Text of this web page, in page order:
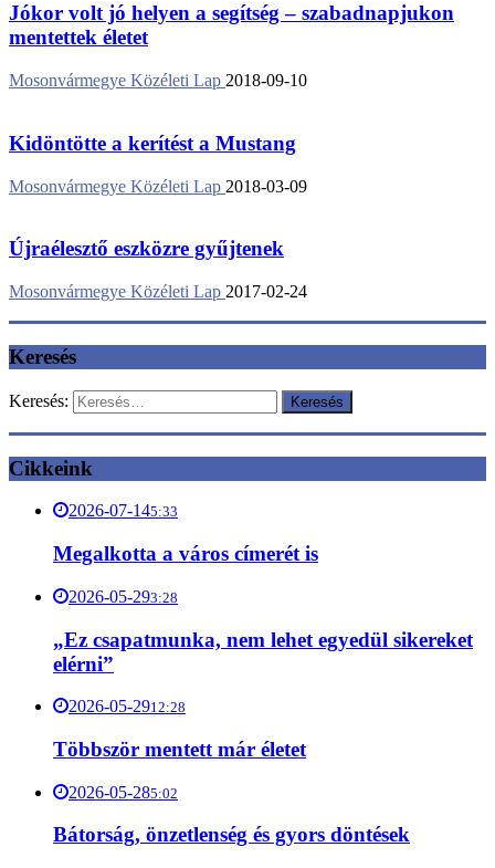
Jókor volt jó helyen a segítség – szabadnapjukon
mentettek életet
Mosonvármegye Közéleti Lap 2018-09-10
Kidöntötte a kerítést a Mustang
Mosonvármegye Közéleti Lap 2018-03-09
Újraélesztő eszközre gyűjtenek
Mosonvármegye Közéleti Lap 2017-02-24
Keresés
Keresés:
Cikkeink
2026-07-145:33
Megalkotta a város címerét is
2026-05-293:28
„Ez csapatmunka, nem lehet egyedül sikereket
elérni”
2026-05-2912:28
Többször mentett már életet
2026-05-285:02
Bátorság, önzetlenség és gyors döntések